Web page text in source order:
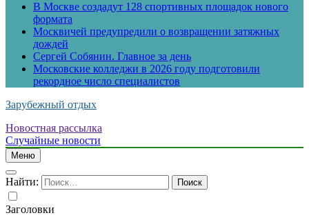
В Москве создадут 128 спортивных площадок нового
формата
Москвичей предупредили о возвращении затяжных
дождей
Сергей Собянин. Главное за день
Московские колледжи в 2026 году подготовили
рекордное число специалистов
Зарубежный отдых
Новостная рассылка
Случайные новости
Меню
Найти:
Заголовки